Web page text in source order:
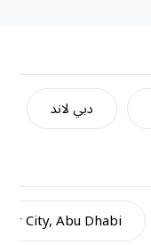
دبي لاند
City, Abu Dhabi